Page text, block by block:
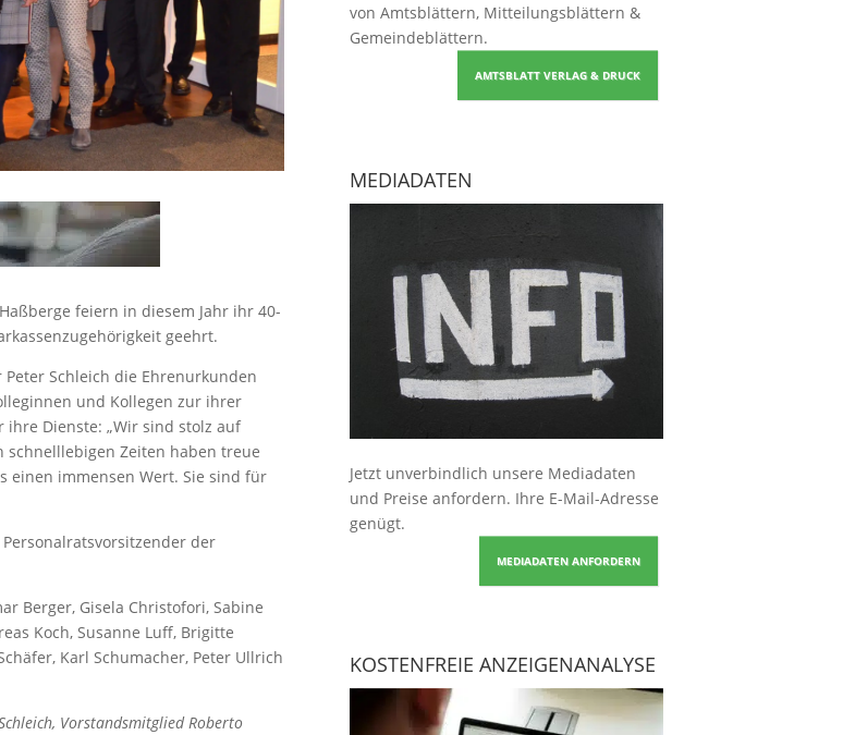
feiern in diesem Jahr ihr 40-
geehrt.
Schleich die Ehrenurkunden
und Kollegen zur ihrer
Dienste: „Wir sind stolz auf
Zeiten haben treue
einen immensen Wert. Sie sind für
der
Berger, Gisela Christofori, Sabine
Koch, Susanne Luff, Brigitte
Karl Schumacher, Peter Ullrich
Vorstandsmitglied Roberto
von Amtsblättern, Mitteilungsblättern &
Gemeindeblättern.
AMTSBLATT VERLAG & DRUCK
MEDIADATEN
Jetzt unverbindlich unsere Mediadaten
und Preise anfordern. Ihre E-Mail-Adresse
genügt.
MEDIADATEN ANFORDERN
KOSTENFREIE ANZEIGENANALYSE